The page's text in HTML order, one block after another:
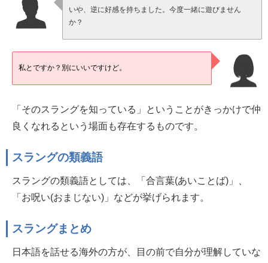
いや、逆に好感を持ちました。今度一緒に遊びません
か？
私とですか？別にいいですけど。
「そのスラングを知っている」ということがきっかけで仲
良くなれるという場面も存在するものです。
スラングの類義語
スラングの類義語としては、「合言葉(あいことば)」、
「お呪い(おまじない)」などが挙げられます。
スラングまとめ
日本語を話せる海外の方が、目の前で自分が理解していな